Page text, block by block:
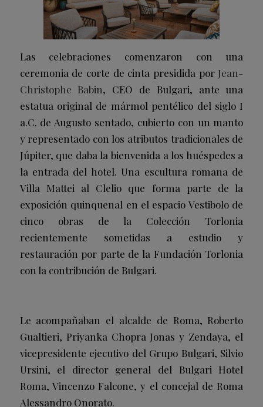
Las celebraciones comenzaron con una
ceremonia de corte de cinta presidida por Jean-
Christophe Babin, CEO de Bulgari, ante una
estatua original de mármol pentélico del siglo I
a.C. de Augusto sentado, cubierto con un manto
y representado con los atributos tradicionales de
Júpiter, que daba la bienvenida a los huéspedes a
la entrada del hotel. Una escultura romana de
Villa Mattei al Clelio que forma parte de la
exposición quinquenal en el espacio Vestibolo de
cinco obras de la Colección Torlonia
recientemente sometidas a estudio y
restauración por parte de la Fundación Torlonia
con la contribución de Bulgari.
Le acompañaban el alcalde de Roma, Roberto
Gualtieri, Priyanka Chopra Jonas y Zendaya, el
vicepresidente ejecutivo del Grupo Bulgari, Silvio
Ursini, el director general del Bulgari Hotel
Roma, Vincenzo Falcone, y el concejal de Roma
Alessandro Onorato.